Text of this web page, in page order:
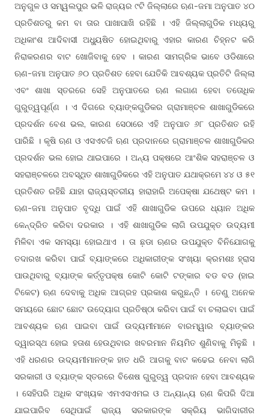
ଅନୁଗୁଳ ଓ ସମ୍ୱଲପୁର ଭଳି ରାଜ୍ୟର ୯ଟି ଜିଲ୍ଲାରେ ଋଣ-ଜମା ଅନୁପାତ ୪୦
ପ୍ରତିଶତରୁ କମ ବା ତାର ପାଖାପାଖି ରହିଛି । ଏହି ଜିଲ୍ଲାଗୁଡିକ ମଧ୍ୟରୁ
ଅଧିକାଂଶ ଆଦିବାସୀ ଅଧ୍ୟୁଷିତ ହୋଇଥିବାରୁ ଏହାର କାରଣ ଚିହ୍ନଟ କରି
ନିରାକରଣର ବାଟ ଖୋଜିବାକୁ ହେବ । କାରଣ ସାମଗ୍ରିକ ଭାବେ ଓଡିଶାରେ
ଋଣ-ଜମା ଅନୁପାତ ୬୦ ପ୍ରତିଶତ ହେବା ଯେତିକି ଆବଶ୍ୟକ ପ୍ରତିଟି ଜିଲ୍ଲା
ଏବଂ ଶାଖା ସ୍ତରରେ ସେହି ଅନୁପାତରେ ଋଣ ଲଗାଣ ହେବା ତତୋଧିକ
ଗୁରୁତ୍ୱପୂର୍ଣ୍ଣ । ଏ ଦିଗରେ ବ୍ୟାଙ୍କଗୁଡିକର ଗ୍ରାମାଞ୍ଚଳ ଶାଖାଗୁଡିକରେ
ପ୍ରଦର୍ଶନ ବେଶ ଭଲ, କାରଣ ସେଠାରେ ଏହି ଅନୁପାତ ୬୮ ପ୍ରତିଶତ ରହି
ପାରିଛି । କୃଷି ଋଣ ଓ ଏସଏଚଜି ଋଣ ପ୍ରଦାନରେ ଗ୍ରାମାଞ୍ଚଳ ଶାଖାଗୁଡିକର
ପ୍ରଦର୍ଶନ ଭଲ ହୋଇ ଥାଇପାରେ । ଅନ୍ୟ ପକ୍ଷରେ ଆଂଶିକ ସହରାଞ୍ଚଳ ଓ
ସହରାଞ୍ଚଳରେ ଅବସ୍ଥିତ ଶାଖାଗୁଡିକରେ ଏହି ଅନୁପାତ ଯଥାକ୍ରମେ ୪୪ ଓ ୫୧
ପ୍ରତିଶତ ରହିଛି ଯାହା ରାଜ୍ୟସ୍ତରୀୟ ହାରାହାରି ଅପେକ୍ଷା ଯଥେଷ୍ଟ କମ ।
ଋଣ-ଜମା ଅନୁପାତ ବୃଦ୍ଧି ପାଇଁ ଏହି ଶାଖାଗୁଡିକ ଉପରେ ଧ୍ୟାନ ଅଧିକ
କେନ୍ଦ୍ରିତ କରିବା ଦରକାର । ଏହି ଶାଖାଗୁଡିକ ଲାଗି ଉପଯୁକ୍ତ ଉଦ୍ୟମୀ
ମିଳିବା ଏକ ସମସ୍ୟା ହୋଇଥାଏ । ତା ଛ଼ଡା ଋଣର ଉପଯୁକ୍ତ ବିନିଯୋଗକୁ
ତଦାରଖ କରିବା ପାଇଁ ବ୍ୟାଙ୍କରେ ଅଧିକାରୀଙ୍କ ସଂଖ୍ୟା କ୍ରମଶଃ ହ୍ରାସ
ପାଉଥିବାରୁ ବ୍ୟାଙ୍କ କର୍ତ୍ତୃପକ୍ଷ କୋଟି କୋଟି ଟଙ୍କାର ବଡ ବଡ (ହାଇ
ଟିକେଟ) ଋଣ ଦେବାକୁ ଅଧିକ ଆଗ୍ରହ ପ୍ରକାଶ କରୁଛନ୍ତି । ତେଣୁ ଅନେକ
ସମୟରେ ଛୋଟ ଛୋଟ ଉଦ୍ୟୋଗ ପ୍ରତିଷ୍ଠା କରିବା ପାଇଁ ବା ଚଲାଇବା ପାଇଁ
ଆବଶ୍ୟକ ଋଣ ପାଇବା ପାଇଁ ଉଦ୍ୟମୀମାନେ ବାରମ୍ୱାର ବ୍ୟାଙ୍କର
ଦ୍ୱାରସ୍ଥ ହୋଇ ହତାଶ ହେଉଥିବାର ଖବରମାନ ନିୟମିତ ଶୁଣିବାକୁ ମିଳୁଛି ।
ଏହି ଧରଣର ଉଦ୍ୟମୀମାନଙ୍କ ହାତ ଧରି ଆଗକୁ ବାଟ କଢେଇ ନେବା ଲାଗି
ସରକାରୀ ଓ ବ୍ୟାଙ୍କ ସ୍ତରରେ ବିଶେଷ ଗୁରୁତ୍ୱ ପ୍ରଦାନ ହେବା ଆବଶ୍ୟକ
। ସେହିପରି ଅଧିକ ସଂଖ୍ୟକ ଏମଏସଏମଇ ଓ ଅନ୍ୟାନ୍ୟ ଋଣ କିପରି ଦିଆ
ଯାଇପାରିବ ସେଥିପାଇଁ ରାଜ୍ୟ ସରକାରଙ୍କ ସକ୍ରିୟ ଭାଗିଦାରୀର